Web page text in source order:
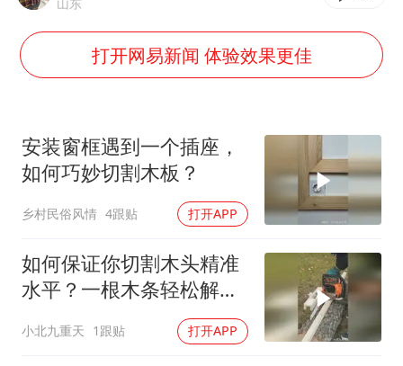
泰国一女公务员妆容引争议 本人回应
女子利用漏洞0元薅走3000多件家电
奋进开新局 实干挑大梁
打开网易新闻 体验效果更佳
安装窗框遇到一个插座，
如何巧妙切割木板？
乡村民俗风情 4跟贴 打开APP
如何保证你切割木头精准
水平？一根木条轻松解决
小北九重天 1跟贴 打开APP